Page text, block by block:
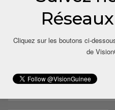
Cliquez sur les boutons ci-
de